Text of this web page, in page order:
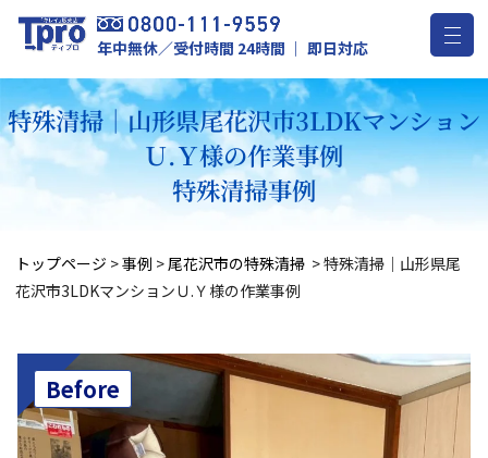
年中無休／受付時間 24時間 ｜ 即日対応
特殊清掃｜山形県尾花沢市3LDKマンション
Ｕ.Ｙ様の作業事例
特殊清掃事例
トップページ >事例 >尾花沢市の特殊清掃 >特殊清掃｜山形県尾
花沢市3LDKマンションＵ.Ｙ様の作業事例
Before